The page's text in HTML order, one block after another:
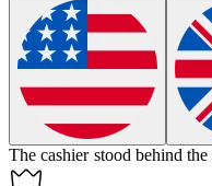
The cashier stood behind the